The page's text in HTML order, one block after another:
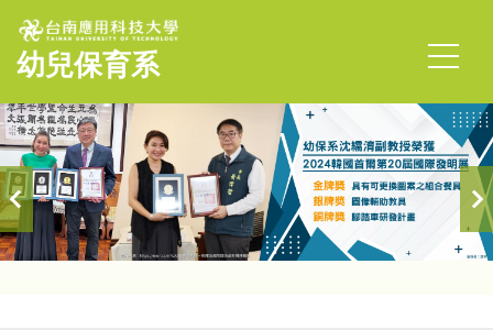
跳
到
主
內
容
區
幼兒保育系